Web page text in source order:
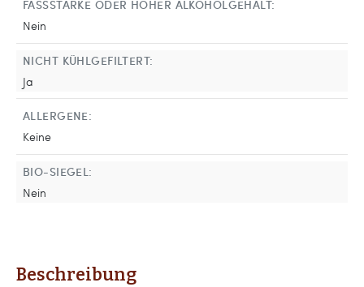
FASSSTÄRKE ODER HOHER ALKOHOLGEHALT:
Nein
NICHT KÜHLGEFILTERT:
Ja
ALLERGENE:
Keine
BIO-SIEGEL:
Nein
Beschreibung